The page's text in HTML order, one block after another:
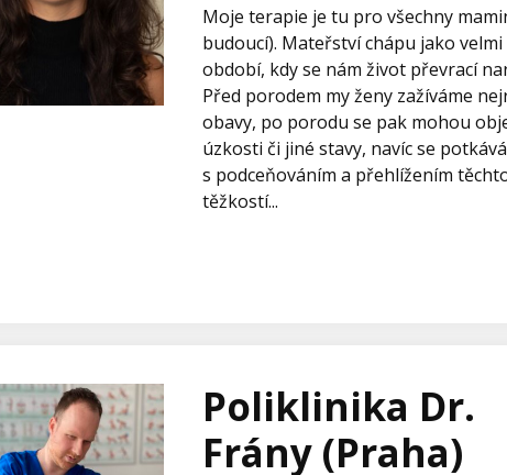
Moje terapie je tu pro všechny
budoucí). Mateřství chápu jako
období, kdy se nám život převrací
Před porodem my ženy zažíváme
obavy, po porodu se pak mohou
úzkosti či jiné stavy, navíc se
s podceňováním a přehlížením
těžkostí...
Poliklinika Dr.
Frány (Praha)